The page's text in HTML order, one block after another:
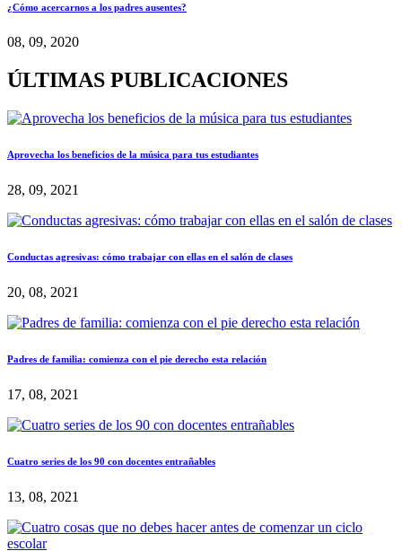
¿Cómo acercarnos a los padres ausentes?
08, 09, 2020
ÚLTIMAS PUBLICACIONES
Aprovecha los beneficios de la música para tus estudiantes
28, 09, 2021
Conductas agresivas: cómo trabajar con ellas en el salón de clases
20, 08, 2021
Padres de familia: comienza con el pie derecho esta relación
17, 08, 2021
Cuatro series de los 90 con docentes entrañables
13, 08, 2021